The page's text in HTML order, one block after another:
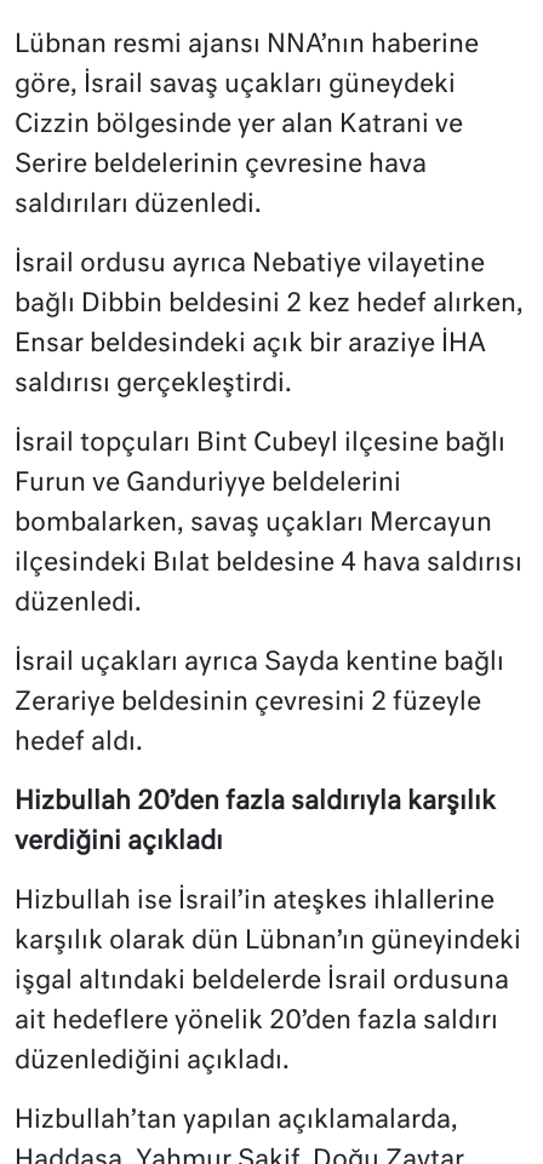
Lübnan resmi ajansı NNA’nın haberine
göre, İsrail savaş uçakları güneydeki
Cizzin bölgesinde yer alan Katrani ve
Serire beldelerinin çevresine hava
saldırıları düzenledi.
İsrail ordusu ayrıca Nebatiye vilayetine
bağlı Dibbin beldesini 2 kez hedef alırken,
Ensar beldesindeki açık bir araziye İHA
saldırısı gerçekleştirdi.
İsrail topçuları Bint Cubeyl ilçesine bağlı
Furun ve Ganduriyye beldelerini
bombalarken, savaş uçakları Mercayun
ilçesindeki Bılat beldesine 4 hava saldırısı
düzenledi.
İsrail uçakları ayrıca Sayda kentine bağlı
Zerariye beldesinin çevresini 2 füzeyle
hedef aldı.
Hizbullah 20’den fazla saldırıyla karşılık
verdiğini açıkladı
Hizbullah ise İsrail’in ateşkes ihlallerine
karşılık olarak dün Lübnan’ın güneyindeki
işgal altındaki beldelerde İsrail ordusuna
ait hedeflere yönelik 20’den fazla saldırı
düzenlediğini açıkladı.
Hizbullah’tan yapılan açıklamalarda,